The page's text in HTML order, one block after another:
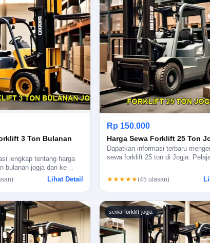
3 Ton Bulanan
lengkap tentang harga
bulanan jogja dan ke…
Lihat Detail
Rp 150.000
Harga Sewa Forklift 25 Ton
Dapatkan informasi terbaru
sewa forklift 25 ton di Jogja.
★★★★★(45 ulasan)
sewa-forklift-jogja